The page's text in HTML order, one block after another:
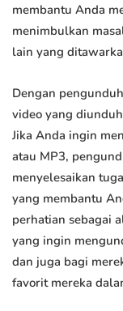
membantu Anda
menimbulkan
lain yang
Dengan
video yang
Jika Anda ingin
atau MP3,
menyelesaikan
yang membantu
perhatian sebagai
yang ingin
dan juga bagi
favorit mereka